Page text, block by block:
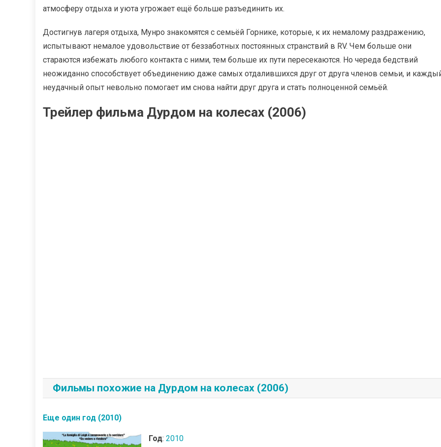
атмосферу отдыха и уюта угрожает ещё больше разъединить их.
Достигнув лагеря отдыха, Мунро знакомятся с семьёй Горнике, которые, к их немалому раздражению,
испытывают немалое удовольствие от беззаботных постоянных странствий в RV. Чем больше они
стараются избежать любого контакта с ними, тем больше их пути пересекаются. Но череда бедствий
неожиданно способствует объединению даже самых отдалившихся друг от друга членов семьи, и
неудачный опыт невольно помогает им снова найти друг друга и стать полноценной семьёй.
Трейлер фильма Дурдом на колесах (2006)
Фильмы похожие на Дурдом на колесах (2006)
Еще один год (2010)
Год: 2010